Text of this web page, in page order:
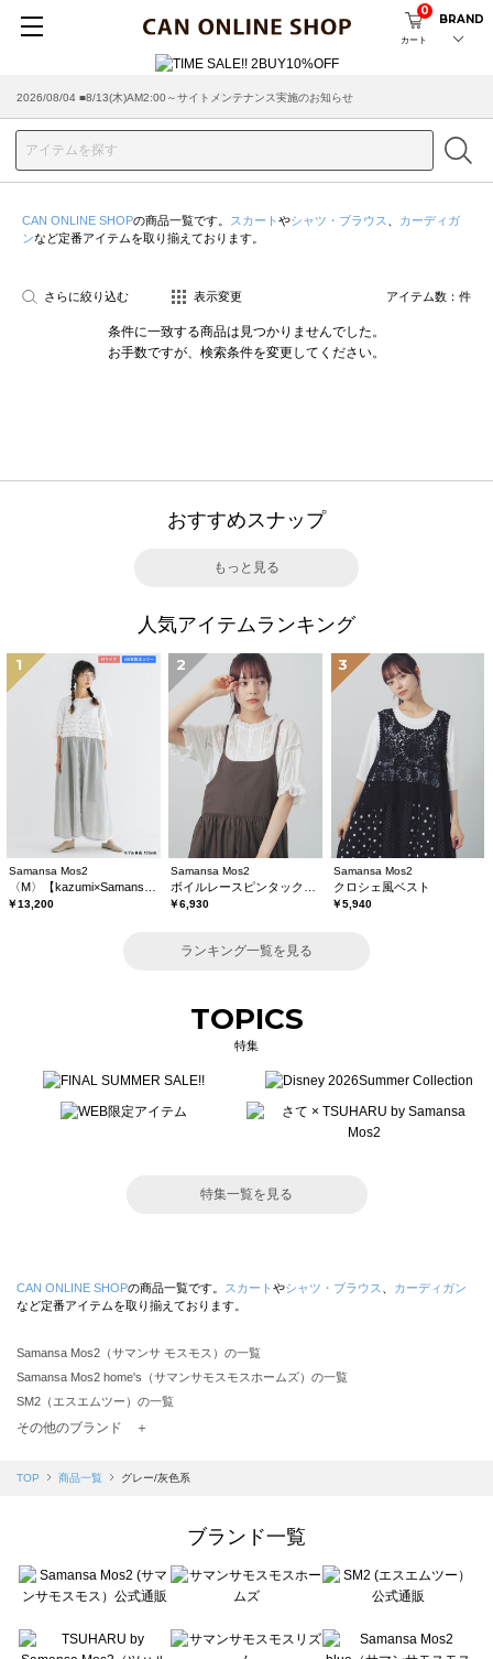
カート
0
BRAND
2026/08/04 ■8/13(木)AM2:00～サイトメンテナンス実施のお知らせ
CAN ONLINE SHOPの商品一覧です。 スカート やシャツ・ブラウス
カーディガ
ンなど定番アイテムを取り揃えております。
さらに絞り込む 表示変更 アイテム数： 件
条件に一致する商品は見つかりませんでした。
お手数ですが、検索条件を変更してください。
おすすめスナップ
もっと見る
人気アイテムランキング
1
Samansa Mos2
￥13,200
2
Samansa Mos2
￥6,930
3
Samansa Mos2
クロシェ風ベスト
￥5,940
ランキング一覧を見る
TOPICS
特集
特集一覧を見る
CAN ONLINE SHOPの商品一覧です。 スカート やシャツ・ブラウス
カーディガン
など定番アイテムを取り揃えております。
Samansa Mos2（サマンサ モスモス）の一覧
Samansa Mos2 home's（サマンサモスモスホームズ）の一覧
SM2（エスエムツー）の一覧
TSUHARU by Samansa Mos2（ツハルバイサマンサモスモス）の一覧
Samansa Mos2 blue（サマンサモスモス ブルー）の一覧
Te chichi（テチチ）の一覧
Te chichi CLASSIC（テチチ クラシック）の一覧
Lugnoncure（ルノンキュール）の一覧
その他のブランド ＋
TOP 商品一覧 グレー/灰色系
ブランド一覧